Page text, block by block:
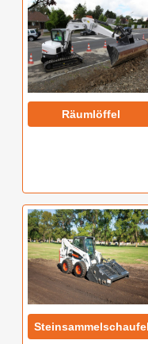
Räumlöffel
Steinsammelschaufel